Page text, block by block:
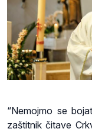
“Nemojmo se
zaštitnik čitave